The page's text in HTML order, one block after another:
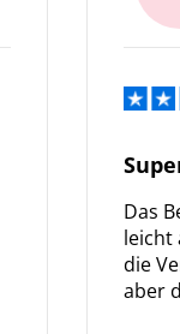
Das
leicht
die
aber